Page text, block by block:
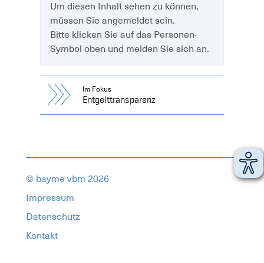
Im Fokus
Entgelttransparenz
Um diesen Inhalt sehen zu können,
müssen Sie angemeldet sein.
Bitte klicken Sie auf das Personen-
Symbol oben und melden Sie sich an.
© bayme vbm 2026
Impressum
Datenschutz
Kontakt